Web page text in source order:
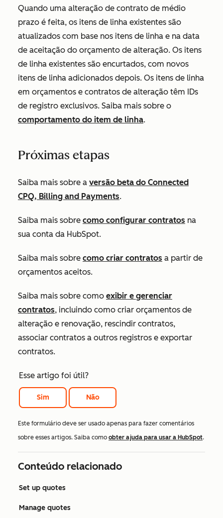
Quando uma alteração de contrato de médio
prazo é feita, os itens de linha existentes são
atualizados com base nos itens de linha e na data
de aceitação do orçamento de alteração. Os itens
de linha existentes são encurtados, com novos
itens de linha adicionados depois. Os itens de linha
em orçamentos e contratos de alteração têm IDs
de registro exclusivos. Saiba mais sobre o
comportamento do item de linha.
Próximas etapas
Saiba mais sobre a versão beta do Connected
CPQ, Billing and Payments.
Saiba mais sobre como configurar contratos na
sua conta da HubSpot.
Saiba mais sobre como criar contratos a partir de
orçamentos aceitos.
Saiba mais sobre como exibir e gerenciar
contratos, incluindo como criar orçamentos de
alteração e renovação, rescindir contratos,
associar contratos a outros registros e exportar
contratos.
Esse artigo foi útil?
Sim Não
Este formulário deve ser usado apenas para fazer comentários
sobre esses artigos. Saiba como obter ajuda para usar a HubSpot.
Conteúdo relacionado
Set up quotes
Manage quotes